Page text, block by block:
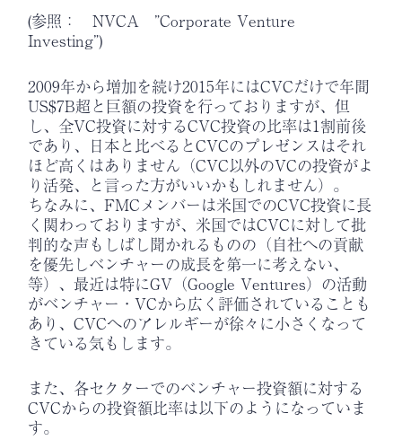
(参照： NVCA ”Corporate Venture
Investing”)
2009年から増加を続け2015年にはCVCだけで年間
US$7B超と巨額の投資を行っておりますが、但
し、全VC投資に対するCVC投資の比率は1割前後
であり、日本と比べるとCVCのプレゼンスはそれ
ほど高くはありません（CVC以外のVCの投資がよ
り活発、と言った方がいいかもしれません）。
ちなみに、FMCメンバーは米国でのCVC投資に長
く関わっておりますが、米国ではCVCに対して批
判的な声もしばし聞かれるものの（自社への貢献
を優先しベンチャーの成長を第一に考えない、
等）、最近は特にGV（Google Ventures）の活動
がベンチャー・VCから広く評価されていることも
あり、CVCへのアレルギーが徐々に小さくなって
きている気もします。
また、各セクターでのベンチャー投資額に対する
CVCからの投資額比率は以下のようになっていま
す。